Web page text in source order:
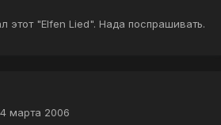
этот "Elfen Lied". Нада поспрашивать.
4 марта 2006